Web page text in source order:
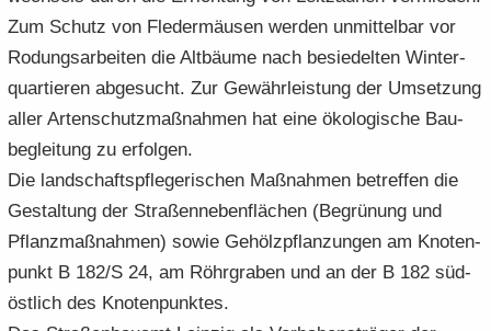
Zum Schutz von Fle­der­mäu­sen wer­den un­mit­tel­bar vor
Ro­dungs­ar­bei­ten die Alt­bäu­me nach be­sie­del­ten Win­ter­
quar­tie­ren ab­ge­sucht. Zur Ge­währ­leis­tung der Um­set­zung
aller Ar­ten­schutz­maß­nah­men hat eine öko­lo­gi­sche Bau­
be­glei­tung zu er­fol­gen.
Die land­schafts­pfle­ge­ri­schen Maß­nah­men be­tref­fen die
Ge­stal­tung der Stra­ßen­ne­ben­flä­chen (Be­grü­nung und
Pflanz­maß­nah­men) sowie Ge­hölz­pflan­zun­gen am Kno­ten­
punkt B 182/S 24, am Röhr­gra­ben und an der B 182 süd­
öst­lich des Kno­ten­punk­tes.